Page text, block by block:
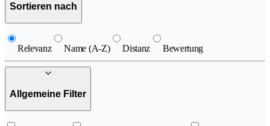
Sortieren nach
Relevanz Name (A-Z) Distanz Bewertung
Allgemeine Filter